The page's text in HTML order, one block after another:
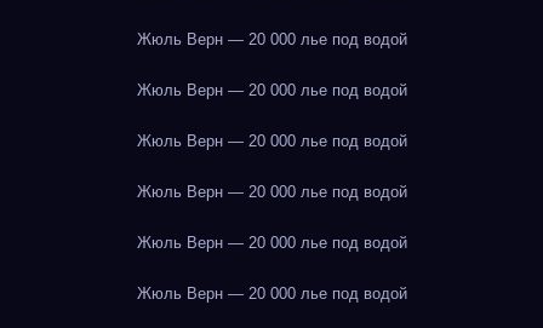
Жюль Верн — 20 000 лье под водой
Жюль Верн — 20 000 лье под водой
Жюль Верн — 20 000 лье под водой
Жюль Верн — 20 000 лье под водой
Жюль Верн — 20 000 лье под водой
Жюль Верн — 20 000 лье под водой